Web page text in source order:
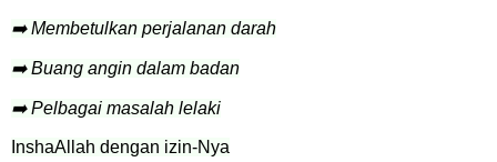
➡️ Membetulkan perjalanan darah
➡️ Buang angin dalam badan
➡️ Pelbagai masalah lelaki
InshaAllah dengan izin-Nya